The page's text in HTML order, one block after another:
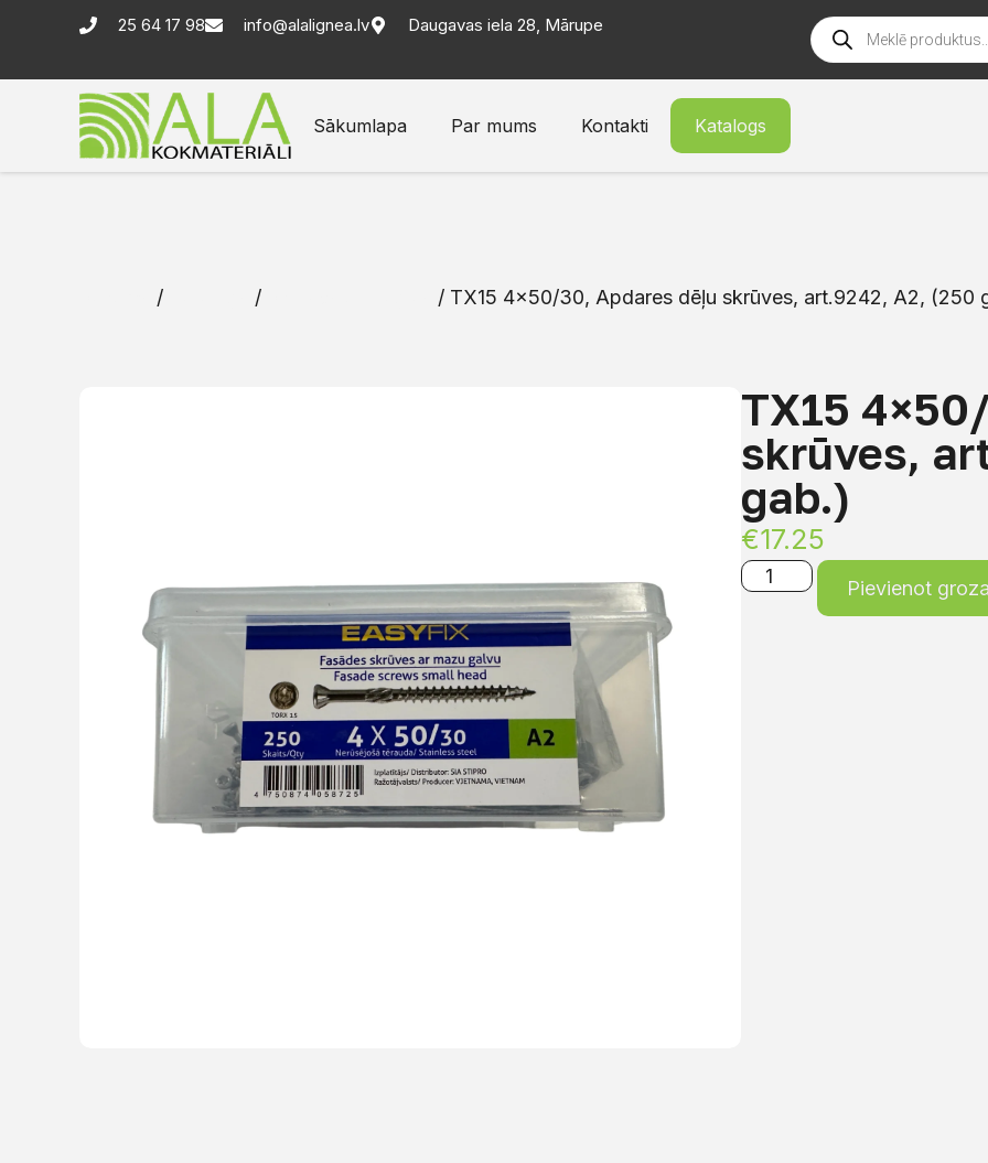
25 64 17 98 info@alalignea.lv Daugavas iela 28, Mārupe
Sākumlapa Par mums Kontakti Katalogs
/ / / TX15 4×50/30, Apdares dēļu skrūves, art.9242, A2, (250
TX15
skrūves,
gab.)
€17.25
Pievienot